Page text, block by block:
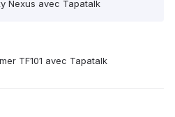
Nexus avec Tapatalk
TF101 avec Tapatalk